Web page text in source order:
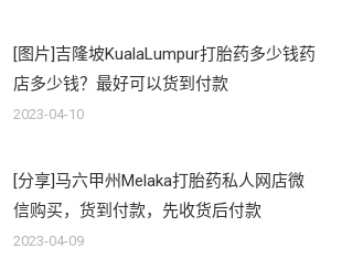
[图片]吉隆坡KualaLumpur打胎药多少钱药
店多少钱？最好可以货到付款
2023-04-10
[分享]马六甲州Melaka打胎药私人网店微
信购买，货到付款，先收货后付款
2023-04-09